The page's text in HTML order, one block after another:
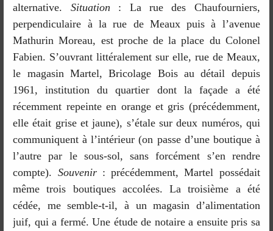
alternative. Situation : La rue des Chaufourniers,
perpendiculaire à la rue de Meaux puis à l’avenue
Mathurin Moreau, est proche de la place du Colonel
Fabien. S’ouvrant littéralement sur elle, rue de Meaux,
le magasin Martel, Bricolage Bois au détail depuis
1961, institution du quartier dont la façade a été
récemment repeinte en orange et gris (précédemment,
elle était grise et jaune), s’étale sur deux numéros, qui
communiquent à l’intérieur (on passe d’une boutique à
l’autre par le sous-sol, sans forcément s’en rendre
compte). Souvenir: précédemment, Martel possédait
même trois boutiques accolées. La troisième a été
cédée, me semble-t-il, à un magasin d’alimentation
juif, qui a fermé. Une étude de notaire a ensuite pris sa